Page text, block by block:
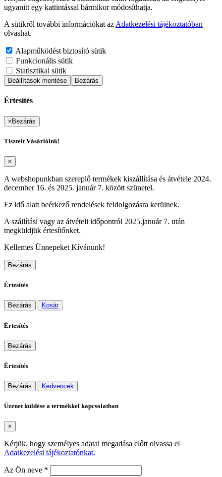
ugyanitt egy kattintással bármikor módosíthatja.
A sütikről további információkat az Adatkezelési tájékoztatóban
olvashat.
Alapműködést biztosító sütik
Funkcionális sütik
Statisztikai sütik
Beállítások mentése Bezárás
Értesítés
× Bezárás
Tisztelt Vásárlóink!
×
A webshopunkban szereplő termékek kiszállítása és átvétele 2024.
december 16. és 2025. január 7. között szünetel.
Ez idő alatt beérkező rendelések feldolgozásra kerülnek.
A szállítási vagy az átvételi időpontról 2025.január 7. után
megküldjük értesítőnket.
Kellemes Ünnepeket Kívánunk!
Bezárás
Értesítés
Bezárás Kosár
Értesítés
Bezárás
Értesítés
Bezárás Kedvencek
Üzenet küldése a termékkel kapcsolatban
×
Kérjük, hogy személyes adatai megadása előtt olvassa el
Adatkezelési tájékoztatónkat.
Az Ön neve *